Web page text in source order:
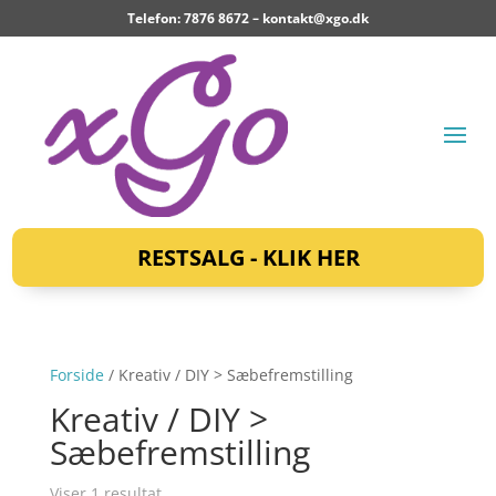
Telefon: 7876 8672 – kontakt@xgo.dk
RESTSALG - KLIK HER
Forside/ Kreativ / DIY > Sæbefremstilling
Kreativ / DIY >
Sæbefremstilling